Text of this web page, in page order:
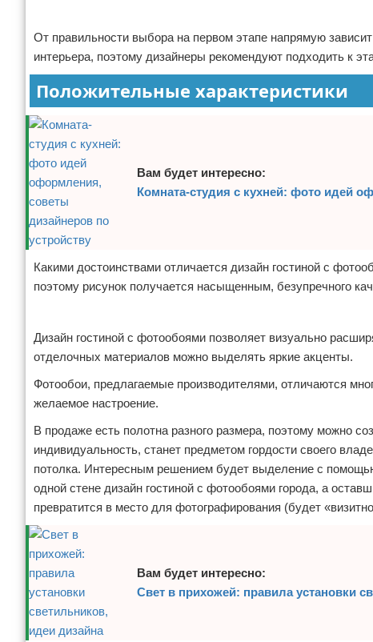
От правильности выбора на первом этапе напрямую
интерьера, поэтому дизайнеры рекомендуют подходить к
Положительные характеристики
Вам будет интересно:
Комната-студия с кухней: фото идей
Какими достоинствами отличается дизайн гостиной с
поэтому рисунок получается насыщенным, безупречного
Дизайн гостиной с фотообоями позволяет визуально
отделочных материалов можно выделять яркие акценты.
Фотообои, предлагаемые производителями, отличаются
желаемое настроение.
В продаже есть полотна разного размера, поэтому можно
индивидуальность, станет предметом гордости своего
потолка. Интересным решением будет выделение с
одной стене дизайн гостиной с фотообоями города, а
превратится в место для фотографирования (будет
Вам будет интересно:
Свет в прихожей: правила установки